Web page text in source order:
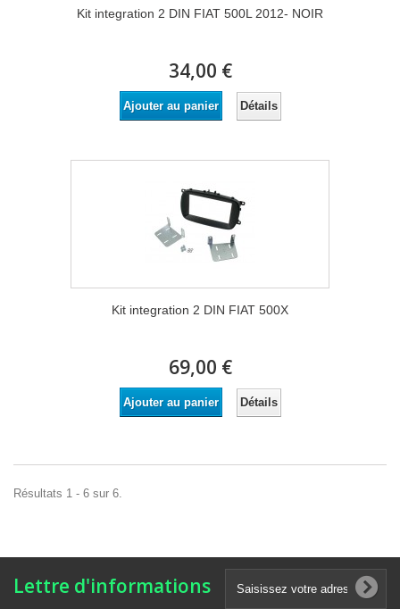
Kit integration 2 DIN FIAT 500L 2012- NOIR
34,00 €
Ajouter au panier Détails
Kit integration 2 DIN FIAT 500X
69,00 €
Ajouter au panier Détails
Résultats 1 - 6 sur 6.
Lettre d'informations